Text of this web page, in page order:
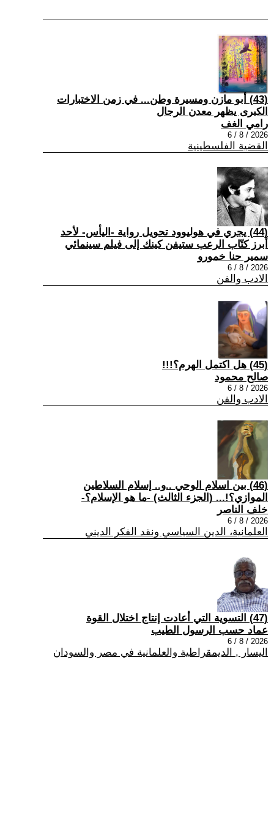
(43) أبو مازن ومسيرة وطن... في زمن الاختبارات
الكبرى يظهر معدن الرجال
رامي الغف
2026 / 8 / 6
القضية الفلسطينية
(44) يجري في هوليوود تحويل رواية -اليأس- لأحد
أبرز كتّاب الرعب ستيفن كينك إلى فيلم سينمائي
سمير حنا خمورو
2026 / 8 / 6
الادب والفن
(45) هل اكتمل الهرم؟!!!
صالح محمود
2026 / 8 / 6
الادب والفن
(46) بين اسلام الوحي ..و.. إسلام السلاطين
الموازي؟!... (الجزء الثالث) -ما هو الإسلام؟-
خلف الناصر
2026 / 8 / 6
العلمانية، الدين السياسي ونقد الفكر الديني
(47) التسوية التي أعادت إنتاج اختلال القوة
عماد حسب الرسول الطيب
2026 / 8 / 6
اليسار , الديمقراطية والعلمانية في مصر والسودان